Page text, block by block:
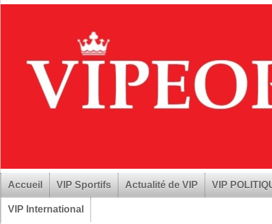
Accueil VIP Sportifs Actualité de VIP VIP
VIP International